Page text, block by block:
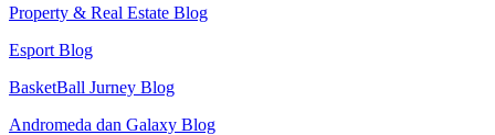
Property & Real Estate Blog
Esport Blog
BasketBall Jurney Blog
Andromeda dan Galaxy Blog